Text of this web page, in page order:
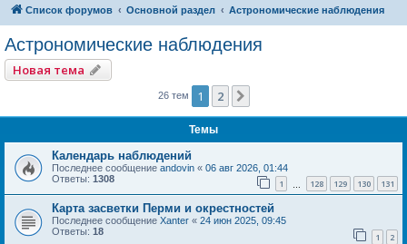
Список форумов Основной раздел Астрономические наблюдения
Астрономические наблюдения
Новая тема
26 тем 1 2
Темы
Календарь наблюдений
Последнее сообщение andovin « 06 авг 2026, 01:44
Ответы: 1308 1 128 129 130 131
Карта засветки Перми и окрестностей
Последнее сообщение Xanter « 24 июн 2025, 09:45
Ответы: 18 1 2